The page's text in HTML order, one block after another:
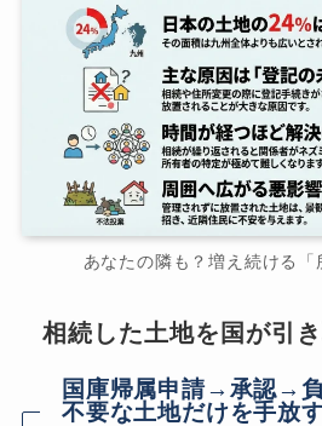
あなたの隣も？増え続ける「
相続した土地を国が引
国庫帰属申請→承認→負
不要な土地だけを手放